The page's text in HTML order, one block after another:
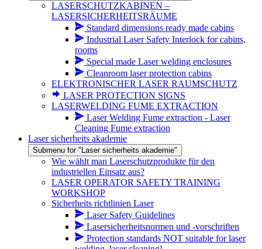
LASERSCHUTZKABINEN –
LASERSICHERHEITSRÄUME
Standard dimensions ready made cabins
Industrial Laser Safety Interlock for cabins,
rooms
Special made Laser welding enclosures
Cleanroom laser protection cabins
ELEKTRONISCHER LASER RAUMSCHUTZ
LASER PROTECTION SIGNS
LASERWELDING FUME EXTRACTION
Laser Welding Fume extraction - Laser
Cleaning Fume extraction
Laser sicherheits akademie
Submenu for "Laser sicherheits akademie"
Wie wählt man Laserschutzprodukte für den
industriellen Einsatz aus?
LASER OPERATOR SAFETY TRAINING
WORKSHOP
Sicherheits richtlinien Laser
Laser Safety Guidelines
Lasersicherheitsnormen und -vorschriften
Protection standards NOT suitable for laser